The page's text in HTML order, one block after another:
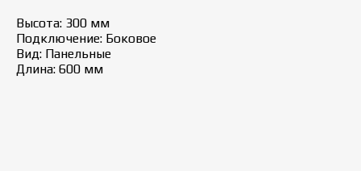
Высота: 300 мм
Подключение: Боковое
Вид: Панельные
Длина: 600 мм